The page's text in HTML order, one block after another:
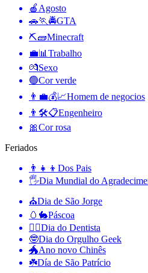
🍎 Agosto
🚗🏃🚔GTA
⛏🧱Minecraft
💼📊 Trabalho
💏Sexo
🟢Cor verde
👨‍💼💰📈Homem de negocios
👨🛠📋Engenheiro
🎀Cor rosa
Feriados
👨‍👧‍👦 Dos Pais
🖐Dia Mundial do
⛪️Dia de São Jorge
🥚🐇Páscoa
👨‍⚕️Dia do Dentista
🤓Dia do Orgulho Geek
🐲Ano novo Chinês
☘️Día de São Patrício